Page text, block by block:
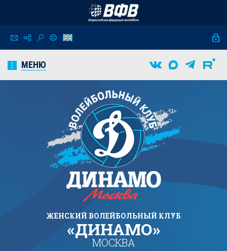
МЕНЮ
ЖЕНСКИЙ ВОЛЕЙБОЛЬНЫЙ КЛУБ
«ДИНАМО»
МОСКВА